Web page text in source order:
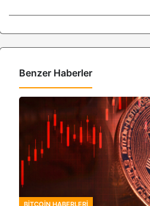
Benzer Haberler